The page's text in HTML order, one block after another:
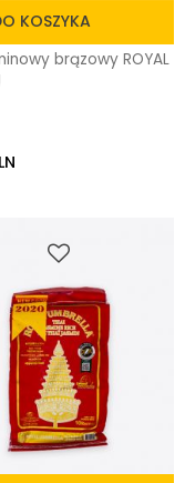
KOSZYKA
brązowy ROYAL